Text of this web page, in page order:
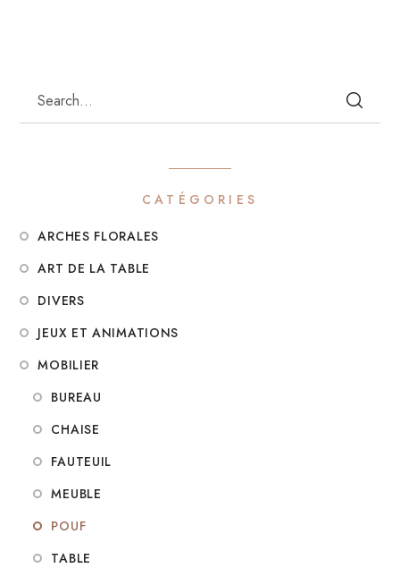
CATÉGORIES
ARCHES FLORALES
ART DE LA TABLE
DIVERS
JEUX ET ANIMATIONS
MOBILIER
BUREAU
CHAISE
FAUTEUIL
MEUBLE
POUF
TABLE